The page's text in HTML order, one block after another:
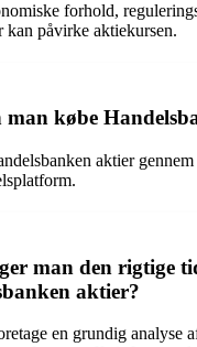
forhold,
kan påvirke aktiekursen.
købe
aktier
man den rigtige
aktier?
en grundig analyse